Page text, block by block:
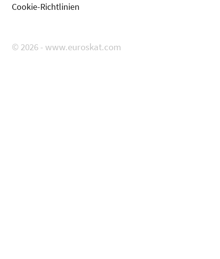
Cookie-Richtlinien
© 2026 - www.euroskat.com